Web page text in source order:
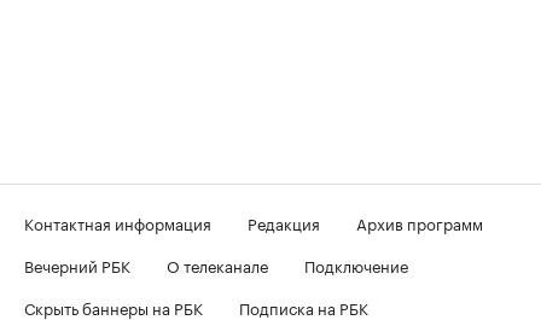
Контактная информация Редакция
Архив программ
Вечерний РБК
О телеканале
Подключение
Скрыть баннеры на РБК
Подписка на РБК